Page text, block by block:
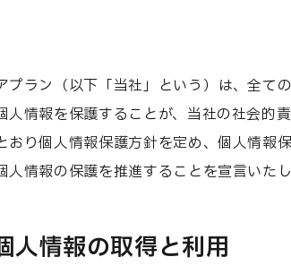
プラン（以下「当社」という）は、全て
人情報を保護することが、当社の社会的責
おり個人情報保護方針を定め、個人情報
人情報の保護を推進することを宣言いたし
人情報の取得と利用